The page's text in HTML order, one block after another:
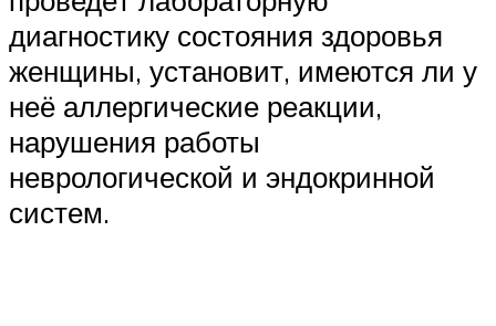
диагностику состояния здоровья
женщины, установит, имеются ли у
неё аллергические реакции,
нарушения работы
неврологической и эндокринной
систем.